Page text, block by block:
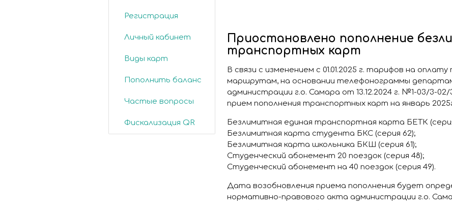
Регистрация
Личный кабинет
Виды карт
Пополнить баланс
Частые вопросы
Фискализация QR
Приостановлено пополнение
транспортных карт
В связи с изменением с 01.01.2025 г. тарифов на
маршрутам, на основании телефонограммы
администрации г.о. Самара от 13.12.2024 г. №1-03/3-
прием пополнения транспортных карт на январь
Безлимитная единая транспортная карта БЕТК
Безлимитная карта студента БКС (серия 62);
Безлимитная карта школьника БКШ (серия 61);
Студенческий абонемент 20 поездок (серия 48);
Студенческий абонемент на 40 поездок (серия 49).
Дата возобновления приема пополнения будет
нормативно-правового акта администрации г.о.